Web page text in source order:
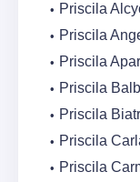
Priscila
Priscila
Priscila
Priscila
Priscila
Priscila
Priscila